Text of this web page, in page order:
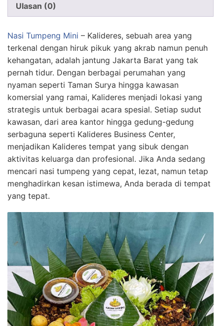
Ulasan (0)
Nasi Tumpeng Mini – Kalideres, sebuah area yang
terkenal dengan hiruk pikuk yang akrab namun penuh
kehangatan, adalah jantung Jakarta Barat yang tak
pernah tidur. Dengan berbagai perumahan yang
nyaman seperti Taman Surya hingga kawasan
komersial yang ramai, Kalideres menjadi lokasi yang
strategis untuk berbagai acara spesial. Setiap sudut
kawasan, dari area kantor hingga gedung-gedung
serbaguna seperti Kalideres Business Center,
menjadikan Kalideres tempat yang sibuk dengan
aktivitas keluarga dan profesional. Jika Anda sedang
mencari nasi tumpeng yang cepat, lezat, namun tetap
menghadirkan kesan istimewa, Anda berada di tempat
yang tepat.